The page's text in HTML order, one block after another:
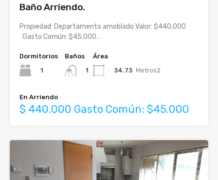
Baño Arriendo.
Propiedad: Departamento amoblado Valor: $440.000
Gasto Común: $45.000…
Dormitorios
1
Baños
1
Área
34.73 Metros2
En Arriendo
$ 440.000 Gasto Común: $45.000